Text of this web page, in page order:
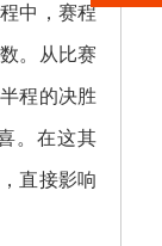
中，赛程
。从比赛
程的决胜
。在这其
直接影响